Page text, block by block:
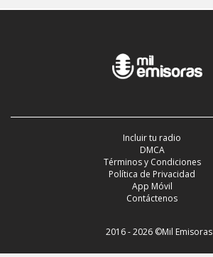
Incluir tu radio
DMCA
Términos y Condiciones
Política de Privacidad
App Móvil
Contáctenos
2016 - 2026 ©Mil Emisoras